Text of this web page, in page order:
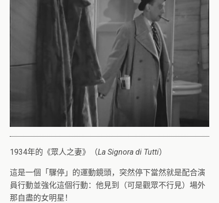
1934年的《眾人之妻》（La Signora di Tutti）
這是一個「驟停」的運動鏡頭，突然停下當然就是配合演
員行動並強化這個行動：他見到（可是觀眾不行見）場外
那自盡的女明星！